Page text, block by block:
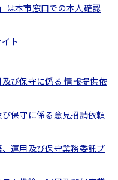
は本市窓口での本人確認
ト
び保守に係る 情報提供依
保守に係る意見招請依頼
運用及び保守業務委託プ